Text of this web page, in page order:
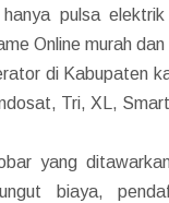
pulsa
Online murah
di Kabupaten
Tri, XL,
yang
biaya,